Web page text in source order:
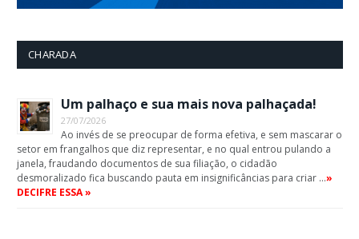
CHARADA
Um palhaço e sua mais nova palhaçada!
27/07/2026
Ao invés de se preocupar de forma efetiva, e sem mascarar o
setor em frangalhos que diz representar, e no qual entrou pulando a
janela, fraudando documentos de sua filiação, o cidadão
desmoralizado fica buscando pauta em insignificâncias para criar …»
DECIFRE ESSA »